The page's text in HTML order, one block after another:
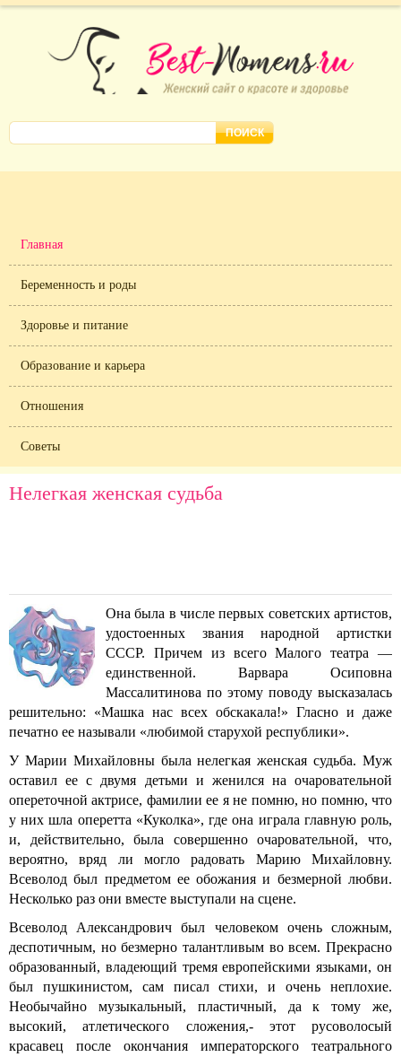
Главная
Беременность и роды
Здоровье и питание
Образование и карьера
Отношения
Советы
Нелегкая женская судьба
Она была в числе первых советских артистов,
удостоенных звания народной артистки
СССР. Причем из всего Малого театра —
единственной. Варвара Осиповна
Массалитинова по этому поводу высказалась
решительно: «Машка нас всех обскакала!» Гласно и даже
печатно ее называли «любимой старухой республики».
У Марии Михайловны была нелегкая женская судьба. Муж
оставил ее с двумя детьми и женился на очаровательной
опереточной актрисе, фамилии ее я не помню, но помню, что
у них шла оперетта «Куколка», где она играла главную роль,
и, действительно, была совершенно очаровательной, что,
вероятно, вряд ли могло радовать Марию Михайловну.
Всеволод был предметом ее обожания и безмерной любви.
Несколько раз они вместе выступали на сцене.
Всеволод Александрович был человеком очень сложным,
деспотичным, но безмерно талантливым во всем. Прекрасно
образованный, владеющий тремя европейскими языками, он
был пушкинистом, сам писал стихи, и очень неплохие.
Необычайно музыкальный, пластичный, да к тому же,
высокий, атлетического сложения,- этот русоволосый
красавец после окончания императорского театрального